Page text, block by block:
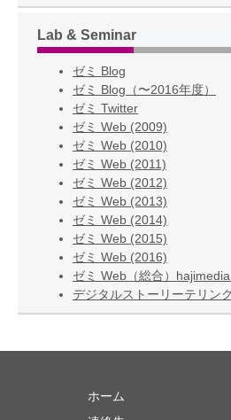
Lab & Seminar
ゼミ Blog
ゼミ Blog（〜2016年度）
ゼミ Twitter
ゼミ Web (2009)
ゼミ Web (2010)
ゼミ Web (2011)
ゼミ Web (2012)
ゼミ Web (2013)
ゼミ Web (2014)
ゼミ Web (2015)
ゼミ Web (2016)
ゼミ Web（総合）
デジタルストーリーテリン
ホーム